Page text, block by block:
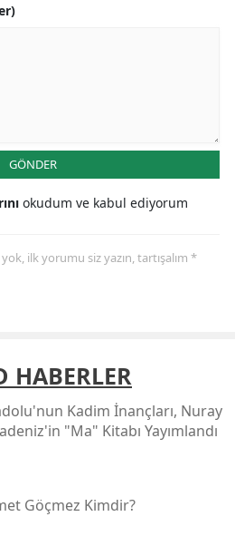
GÖNDER
okudum ve kabul ediyorum
ilk yorumu siz yazın, tartışalım *
HABERLER
Kadim İnançları, Nuray
"ma" Kitabı Yayımlandı
Göçmez Kimdir?